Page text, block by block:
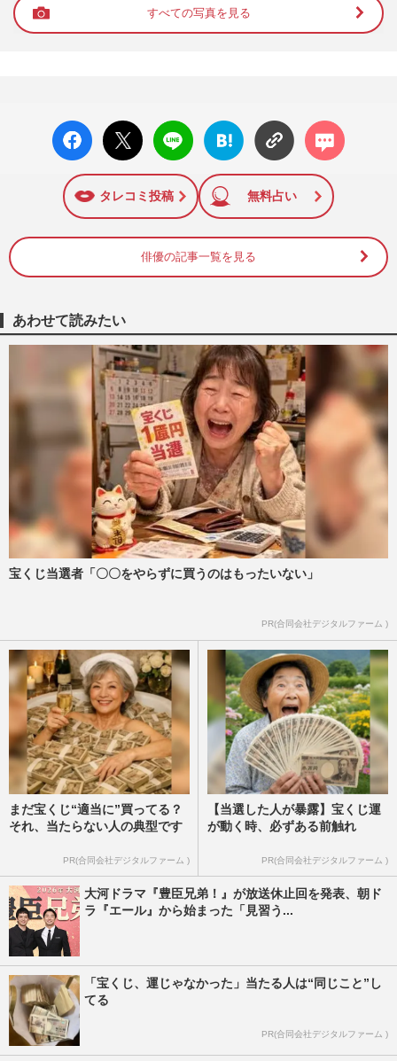
すべての写真を見る
facebo
ok い
X ポス
ト
LINE
はてな
ブック
に追加
コメン
ト
タレコミ投稿 無料占い
俳優の記事一覧を見る
あわせて読みたい
宝くじ当選者「〇〇をやらずに買うのはもったいない」
PR(合同会社デジタルファーム )
まだ宝くじ“適当に”買ってる？
それ、当たらない人の典型です
PR(合同会社デジタルファーム )
【当選した人が暴露】宝くじ運
が動く時、必ずある前触れ
PR(合同会社デジタルファーム )
大河ドラマ『豊臣兄弟！』が放送休止回を発表、朝ド
ラ『エール』から始まった「見習う...
「宝くじ、運じゃなかった」当たる人は“同じこと”し
てる
PR(合同会社デジタルファーム )